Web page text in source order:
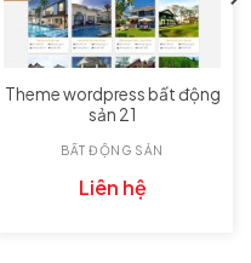
BẤT ĐỘNG SẢN
Theme wordpress bất động
sản 21
Liên hệ